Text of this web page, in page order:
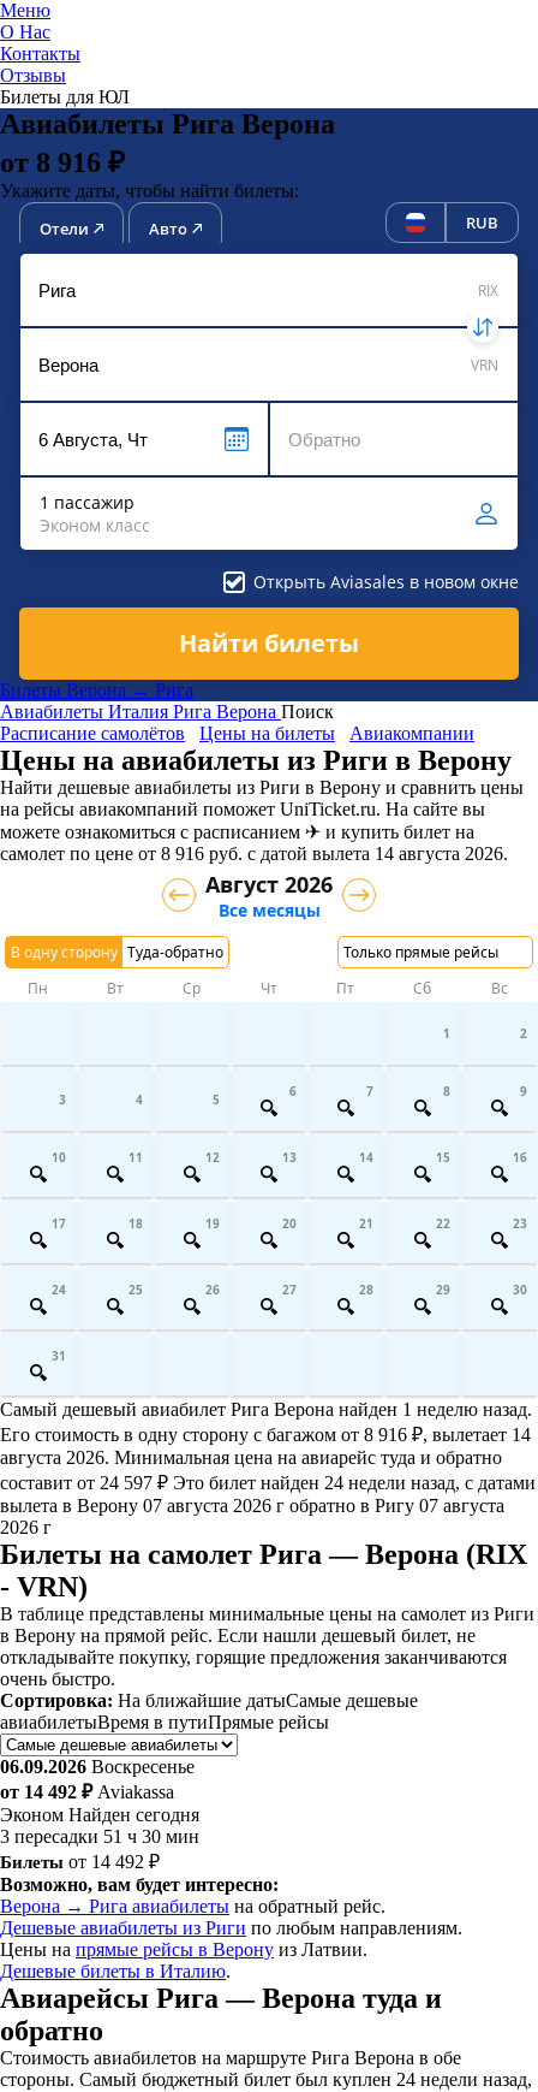
Меню
О Нас
Контакты
Отзывы
Билеты для ЮЛ
Авиабилеты Рига Верона
от 8 916 ₽
Укажите даты, чтобы найти билеты:
Отели Авто RUB
RIX
VRN
1 пассажир
Эконом класс
Открыть Aviasales в новом окне
Найти билеты
Билеты Верона → Рига
Авиабилеты Италия Рига Верона Поиск
Расписание самолётов
Цены на билеты Авиакомпании
Цены на авиабилеты из Риги в Верону
Найти дешевые авиабилеты из Риги в Верону и сравнить цены
на рейсы авиакомпаний поможет UniTicket.ru. На сайте вы
можете ознакомиться с расписанием ✈ и купить билет на
самолет по цене от 8 916 руб. с датой вылета 14 августа 2026.
В одну сторону Туда-обратно Только прямые рейсы
Август 2026
Все месяцы
Пн Вт Ср Чт Пт Сб Вс
1 2
3 4 5 6 7 8 9
10 11 12 13 14 15 16
17 18 19 20 21 22 23
24 25 26 27 28 29 30
31
Самый дешевый авиабилет Рига Верона найден 1 неделю назад.
Его стоимость в одну сторону с багажом от 8 916 ₽, вылетает 14
августа 2026. Минимальная цена на авиарейс туда и обратно
составит от 24 597 ₽ Это билет найден 24 недели назад, с датами
вылета в Верону 07 августа 2026 г обратно в Ригу 07 августа
2026 г
Билеты на самолет Рига — Верона (RIX
- VRN)
В таблице представлены минимальные цены на самолет из Риги
в Верону на прямой рейс. Если нашли дешевый билет, не
откладывайте покупку, горящие предложения заканчиваются
очень быстро.
Сортировка: На ближайшие датыСамые дешевые
авиабилетыВремя в путиПрямые рейсы
06.09.2026 Воскресенье
от 14 492 ₽ Aviakassa
Эконом Найден сегодня
3 пересадки 51 ч 30 мин
Билеты от 14 492 ₽
Возможно, вам будет интересно:
Верона → Рига авиабилеты на обратный рейс.
Дешевые авиабилеты из Риги по любым направлениям.
Цены на прямые рейсы в Верону из Латвии.
Дешевые билеты в Италию.
Авиарейсы Рига — Верона туда и
обратно
Стоимость авиабилетов на маршруте Рига Верона в обе
стороны. Самый бюджетный билет был куплен 24 недели назад,